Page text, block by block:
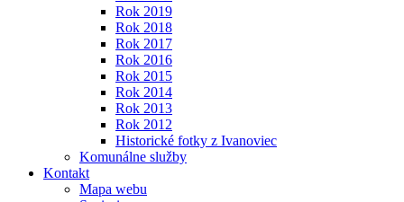
Rok 2019
Rok 2018
Rok 2017
Rok 2016
Rok 2015
Rok 2014
Rok 2013
Rok 2012
Historické fotky z Ivanoviec
Komunálne služby
Kontakt
Mapa webu